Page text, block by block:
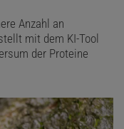
Anzahl an
mit dem KI-Tool
der Proteine